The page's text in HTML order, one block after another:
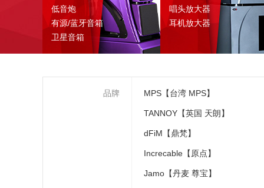
低音炮
有源/蓝牙音箱
卫星音箱
唱头放大器
耳机放大器
品牌 MPS【台湾 MPS】
TANNOY【英国 天朗】
dFiM【鼎梵】
Increcable【原点】
Jamo【丹麦 尊宝】